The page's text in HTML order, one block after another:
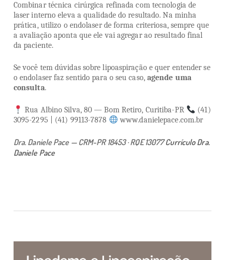
Combinar técnica cirúrgica refinada com tecnologia de
laser interno eleva a qualidade do resultado. Na minha
prática, utilizo o endolaser de forma criteriosa, sempre que
a avaliação aponta que ele vai agregar ao resultado final
da paciente.
Se você tem dúvidas sobre lipoaspiração e quer entender se
o endolaser faz sentido para o seu caso, agende uma
consulta.
Rua Albino Silva, 80 — Bom Retiro, Curitiba-PR
(41)
3095-2295 | (41) 99113-7878
www.danielepace.com.br
Dra. Daniele Pace — CRM-PR 18453 · RQE 13077Currículo Dra.
Daniele Pace